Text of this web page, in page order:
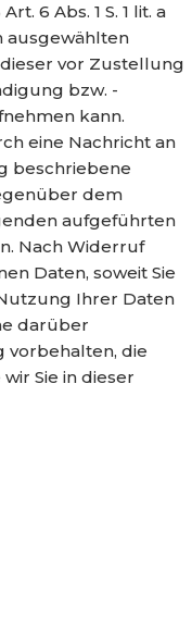
6 Abs. 1 S. 1 lit. a
ausgewählten
vor Zustellung
bzw. -
kann.
eine Nachricht an
beschriebene
dem
aufgeführten
Nach Widerruf
Daten, soweit Sie
Ihrer Daten
darüber
vorbehalten, die
Sie in dieser